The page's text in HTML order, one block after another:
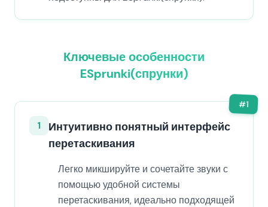
Ключевые особенности
ESprunki(спрунки)
#1
1
Интуитивно понятный интерфейс
перетаскивания
Легко микшируйте и сочетайте звуки с
помощью удобной системы
перетаскивания, идеально подходящей